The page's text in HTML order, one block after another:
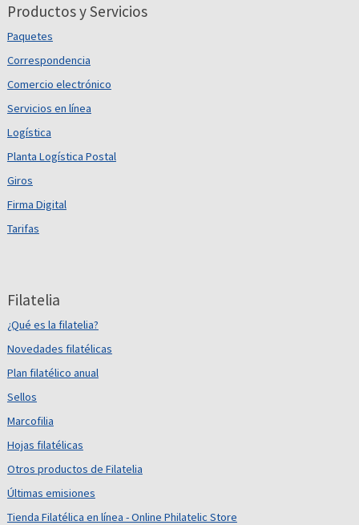
Productos y Servicios
Paquetes
Correspondencia
Comercio electrónico
Servicios en línea
Logística
Planta Logística Postal
Giros
Firma Digital
Tarifas
Filatelia
¿Qué es la filatelia?
Novedades filatélicas
Plan filatélico anual
Sellos
Marcofilia
Hojas filatélicas
Otros productos de Filatelia
Últimas emisiones
Tienda Filatélica en línea - Online Philatelic Store